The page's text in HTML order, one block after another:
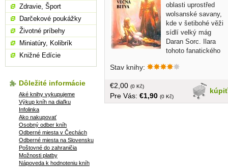
oblasti uprostřed
wolsanské savany,
kde v šetibohé věži
sídlí velký mág
Daran Sorc. Ilara
tohoto fanatického
naději, že jí pomůže znovu najít
probudí dokonce vojska Života, jenže
Eope se tak snadno nevzdává... v
češtine, brožovaná, menší formát, 126
Stav knihy:
kúpiť
€2,00 (0 Kč)
Pre Vás: €1,90 (0 Kč)
Zdravie, Šport
Darčekové poukážky
Životné príbehy
Miniatúry, Kolibrík
Knižné Edície
Dôležité informácie
Aké knihy vykupujeme
Výkup kníh na diaľku
Infolinka
Ako nakupovať
Osobný odber kníh
Odberné miesta v Čechách
Odberné miesta na Slovensku
Poštovné do zahraničia
Možnosti platby
Nápoveda k hodnoteniu kníh